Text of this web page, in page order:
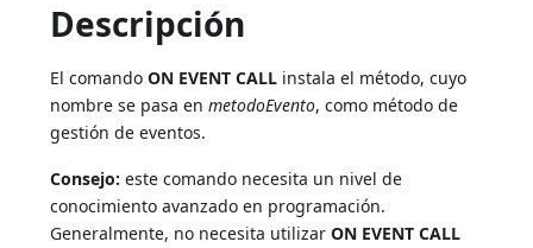
Descripción
El comandoON EVENT CALL instala el método, cuyo
nombre se pasa enmetodoEvento, como método de
gestión de eventos.
Consejo: este comando necesita un nivel de
conocimiento avanzado en programación.
Generalmente, no necesita utilizarON EVENT CALL